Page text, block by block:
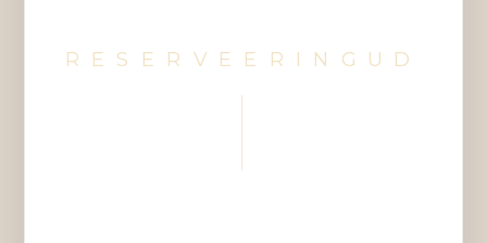
RESERVEERINGUD